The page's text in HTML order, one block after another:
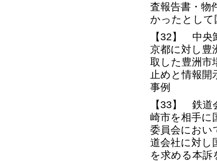
査報告書・物
かったとして
【32】 中央
京都に対し豊
取した豊洲市
止めと情報
事例
【33】 鉄道
崎市を相手に
委員会におい
道会社に対し
を求める本訴